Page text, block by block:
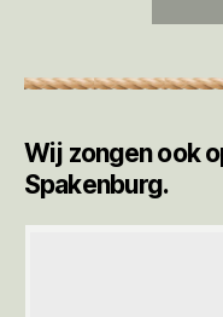
Wij zongen ook
Spakenburg.